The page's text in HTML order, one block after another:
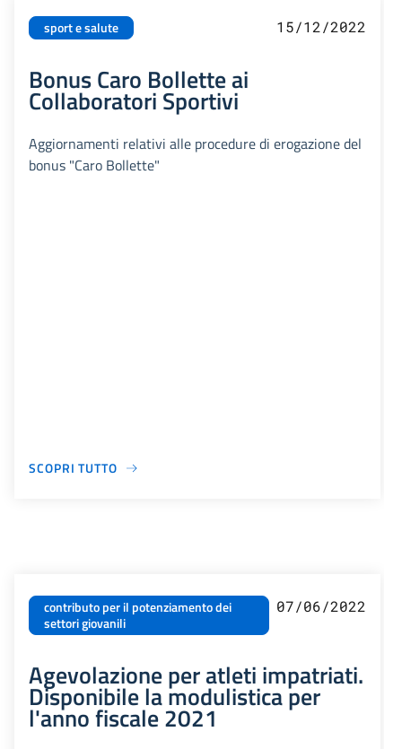
sport e salute 15/12/2022
Bonus Caro Bollette ai
Collaboratori Sportivi
Aggiornamenti relativi alle procedure di erogazione del
bonus "Caro Bollette"
SCOPRI TUTTO
contributo per il potenziamento dei
settori giovanili
07/06/2022
Agevolazione per atleti impatriati.
Disponibile la modulistica per
l'anno fiscale 2021